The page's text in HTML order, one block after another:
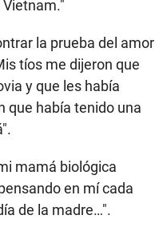
había hijos de soldados
IMAGES).
un día de acción de
Mundo. "Todos me
sabía que yo